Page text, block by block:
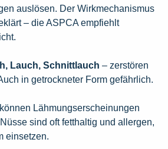
auslösen. Der Wirkmechanismus
– die ASPCA empfiehlt
Lauch, Schnittlauch – zerstören
in getrockneter Form gefährlich.
Lähmungserscheinungen
sind oft fetthaltig und allergen,
einsetzen.